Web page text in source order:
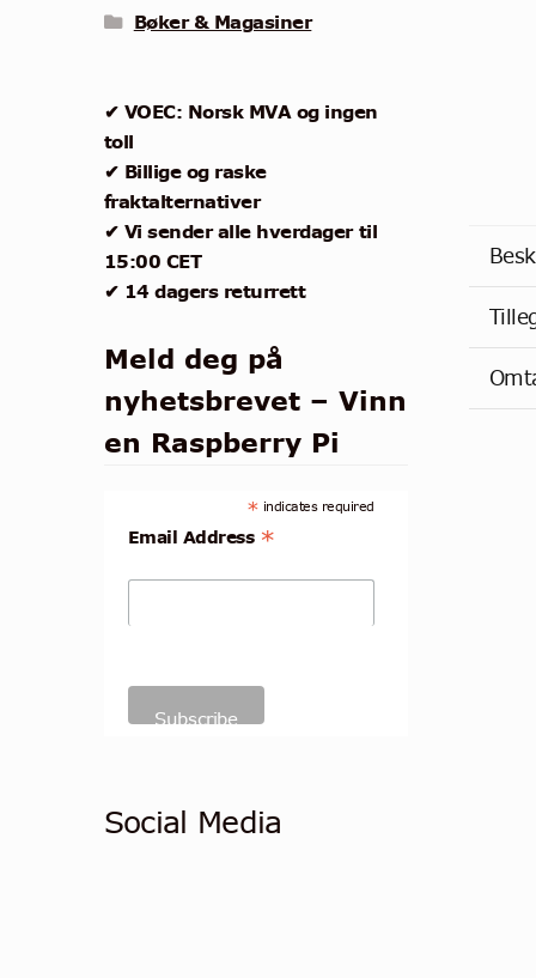
Bøker & Magasiner
✔ VOEC: Norsk MVA og ingen
toll
✔ Billige og raske
fraktalternativer
✔ Vi sender alle hverdager til
15:00 CET
✔ 14 dagers returrett
Meld deg på
nyhetsbrevet – Vinn
en Raspberry Pi
* indicates required
Email Address *
Social Media